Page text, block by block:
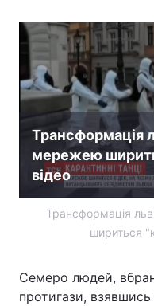
Трансформація
мережею
відео
Трансформація
шириться
Семеро людей,
протигази,